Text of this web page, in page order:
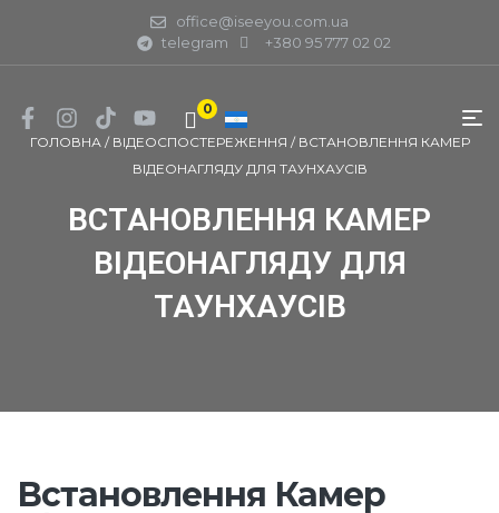
office@iseeyou.com.ua
telegram
+380 95 777 02 02
0
ГОЛОВНА/ ВІДЕОСПОСТЕРЕЖЕННЯ / ВСТАНОВЛЕННЯ КАМЕР
ВІДЕОНАГЛЯДУ ДЛЯ ТАУНХАУСІВ
ВСТАНОВЛЕННЯ КАМЕР
ВІДЕОНАГЛЯДУ ДЛЯ
ТАУНХАУСІВ
Встановлення Камер